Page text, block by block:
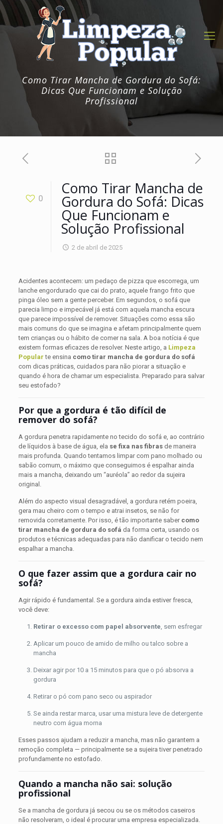
Como Tirar Mancha de Gordura do Sofá:
Dicas Que Funcionam e Solução
Profissional
0
Como Tirar Mancha de
Gordura do Sofá: Dicas
Que Funcionam e
Solução Profissional
2 de abril de 2025
Acidentes acontecem: um pedaço de pizza que escorrega, um
lanche engordurado que cai do prato, aquele frango frito que
pinga óleo sem a gente perceber. Em segundos, o sofá que
parecia limpo e impecável já está com aquela mancha escura
que parece impossível de remover. Situações como essa são
mais comuns do que se imagina e afetam principalmente quem
tem crianças ou o hábito de comer na sala. A boa notícia é que
existem formas eficazes de resolver. Neste artigo, a Limpeza
Popular te ensina como tirar mancha de gordura do sofá
com dicas práticas, cuidados para não piorar a situação e
quando é hora de chamar um especialista. Preparado para salvar
seu estofado?
Por que a gordura é tão difícil de
remover do sofá?
A gordura penetra rapidamente no tecido do sofá e, ao contrário
de líquidos à base de água, ela se fixa nas fibrasde maneira
mais profunda. Quando tentamos limpar com pano molhado ou
sabão comum, o máximo que conseguimos é espalhar ainda
mais a mancha, deixando um “auréola” ao redor da sujeira
original.
Além do aspecto visual desagradável, a gordura retém poeira,
gera mau cheiro com o tempo e atrai insetos, se não for
removida corretamente. Por isso, é tão importante saber como
tirar mancha de gordura do sofá da forma certa, usando os
produtos e técnicas adequadas para não danificar o tecido nem
espalhar a mancha.
O que fazer assim que a gordura cair no
sofá?
Agir rápido é fundamental. Se a gordura ainda estiver fresca,
você deve:
Retirar o excesso com papel absorvente, sem esfregar
Aplicar um pouco de amido de milho ou talco sobre a
mancha
Deixar agir por 10 a 15 minutos para que o pó absorva a
gordura
Retirar o pó com pano seco ou aspirador
Se ainda restar marca, usar uma mistura leve de detergente
neutro com água morna
Esses passos ajudam a reduzir a mancha, mas não garantem a
remoção completa — principalmente se a sujeira tiver penetrado
profundamente no estofado.
Quando a mancha não sai: solução
profissional
Se a mancha de gordura já secou ou se os métodos caseiros
não resolveram, o ideal é procurar uma empresa especializada.